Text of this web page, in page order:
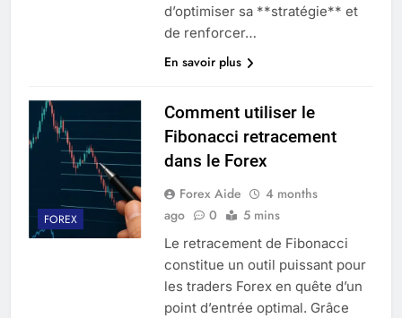
d’optimiser sa **stratégie** et
de renforcer…
En savoir plus
FOREX
Comment utiliser le
Fibonacci retracement
dans le Forex
Forex Aide
4 months
ago
0 5 mins
Le retracement de Fibonacci
constitue un outil puissant pour
les traders Forex en quête d’un
point d’entrée optimal. Grâce